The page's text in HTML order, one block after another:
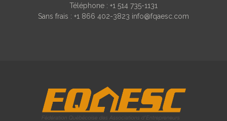
Téléphone : +1 514 735-1131
Sans frais : +1 866 402-3823 info@fqaesc.com